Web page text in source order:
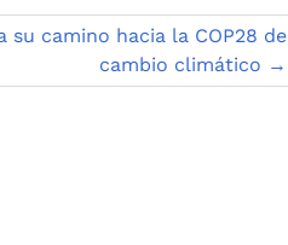
su camino hacia la COP28 de
cambio climático